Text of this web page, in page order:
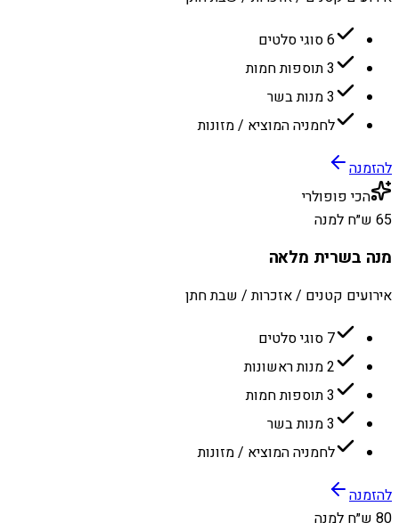
6 סוגי סלטים
3 תוספות חמות
3 מנות בשר
לחמניה המוציא / מזונות
להזמנה
הכי פופולרי
65 ש״ח למנה
מנה בשרית מלאה
אירועים קטנים / אזכרות / שבת חתן
7 סוגי סלטים
2 מנות ראשונות
3 תוספות חמות
3 מנות בשר
לחמניה המוציא / מזונות
להזמנה
80 ש״ח למנה